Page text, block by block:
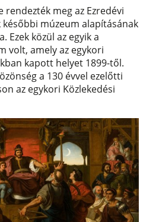
rendezték meg az Ezredévi
múzeum alapításának
Ezek közül az egyik a
volt, amely az egykori
kapott helyet 1899-től.
a 130 évvel ezelőtti
az egykori Közlekedési